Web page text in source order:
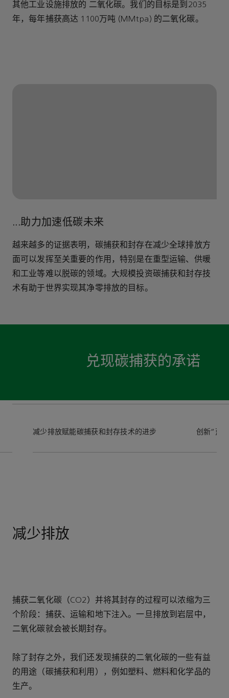
其他工业设施排放的 二氧化碳。我们的目标是到2035
年，每年捕获高达 1100万吨 (MMtpa) 的二氧化碳。
...助力加速低碳未来
越来越多的证据表明，碳捕获和封存在减少全球排放方
面可以发挥至关重要的作用，特别是在重型运输、供暖
和工业等难以脱碳的领域。大规模投资碳捕获和封存技
术有助于世界实现其净零排放的目标。
兑现碳捕获的承诺
减少排放赋能碳捕获和封存技术的进步 创新“蓝色”
减少排放
捕获二氧化碳（CO2）并将其封存的过程可以浓缩为三
个阶段：捕获、运输和地下注入。一旦排放到岩层中，
二氧化碳就会被长期封存。
除了封存之外，我们还发现捕获的二氧化碳的一些有益
的用途（碳捕获和利用），例如塑料、燃料和化学品的
生产。